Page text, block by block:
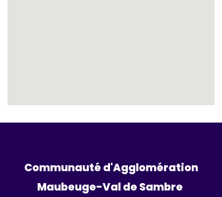
Communauté d'Agglomération
Maubeuge-Val de Sambre